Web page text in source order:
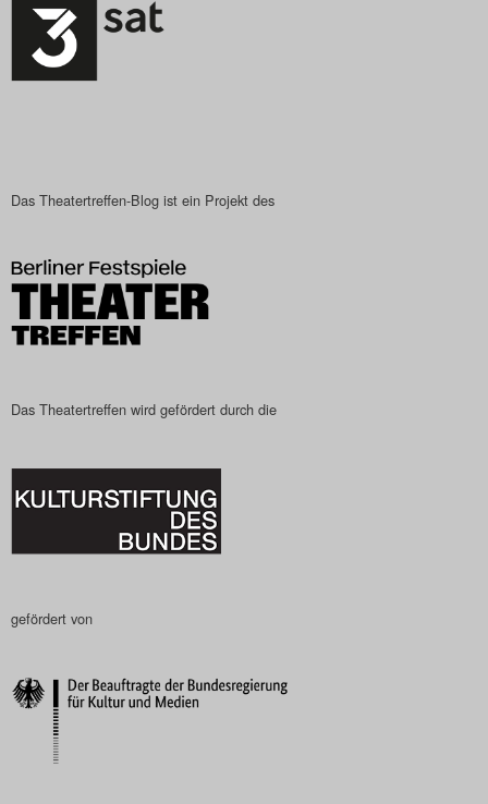
Das Theatertreffen-Blog ist ein Projekt des
Das Theatertreffen wird gefördert durch die
gefördert von